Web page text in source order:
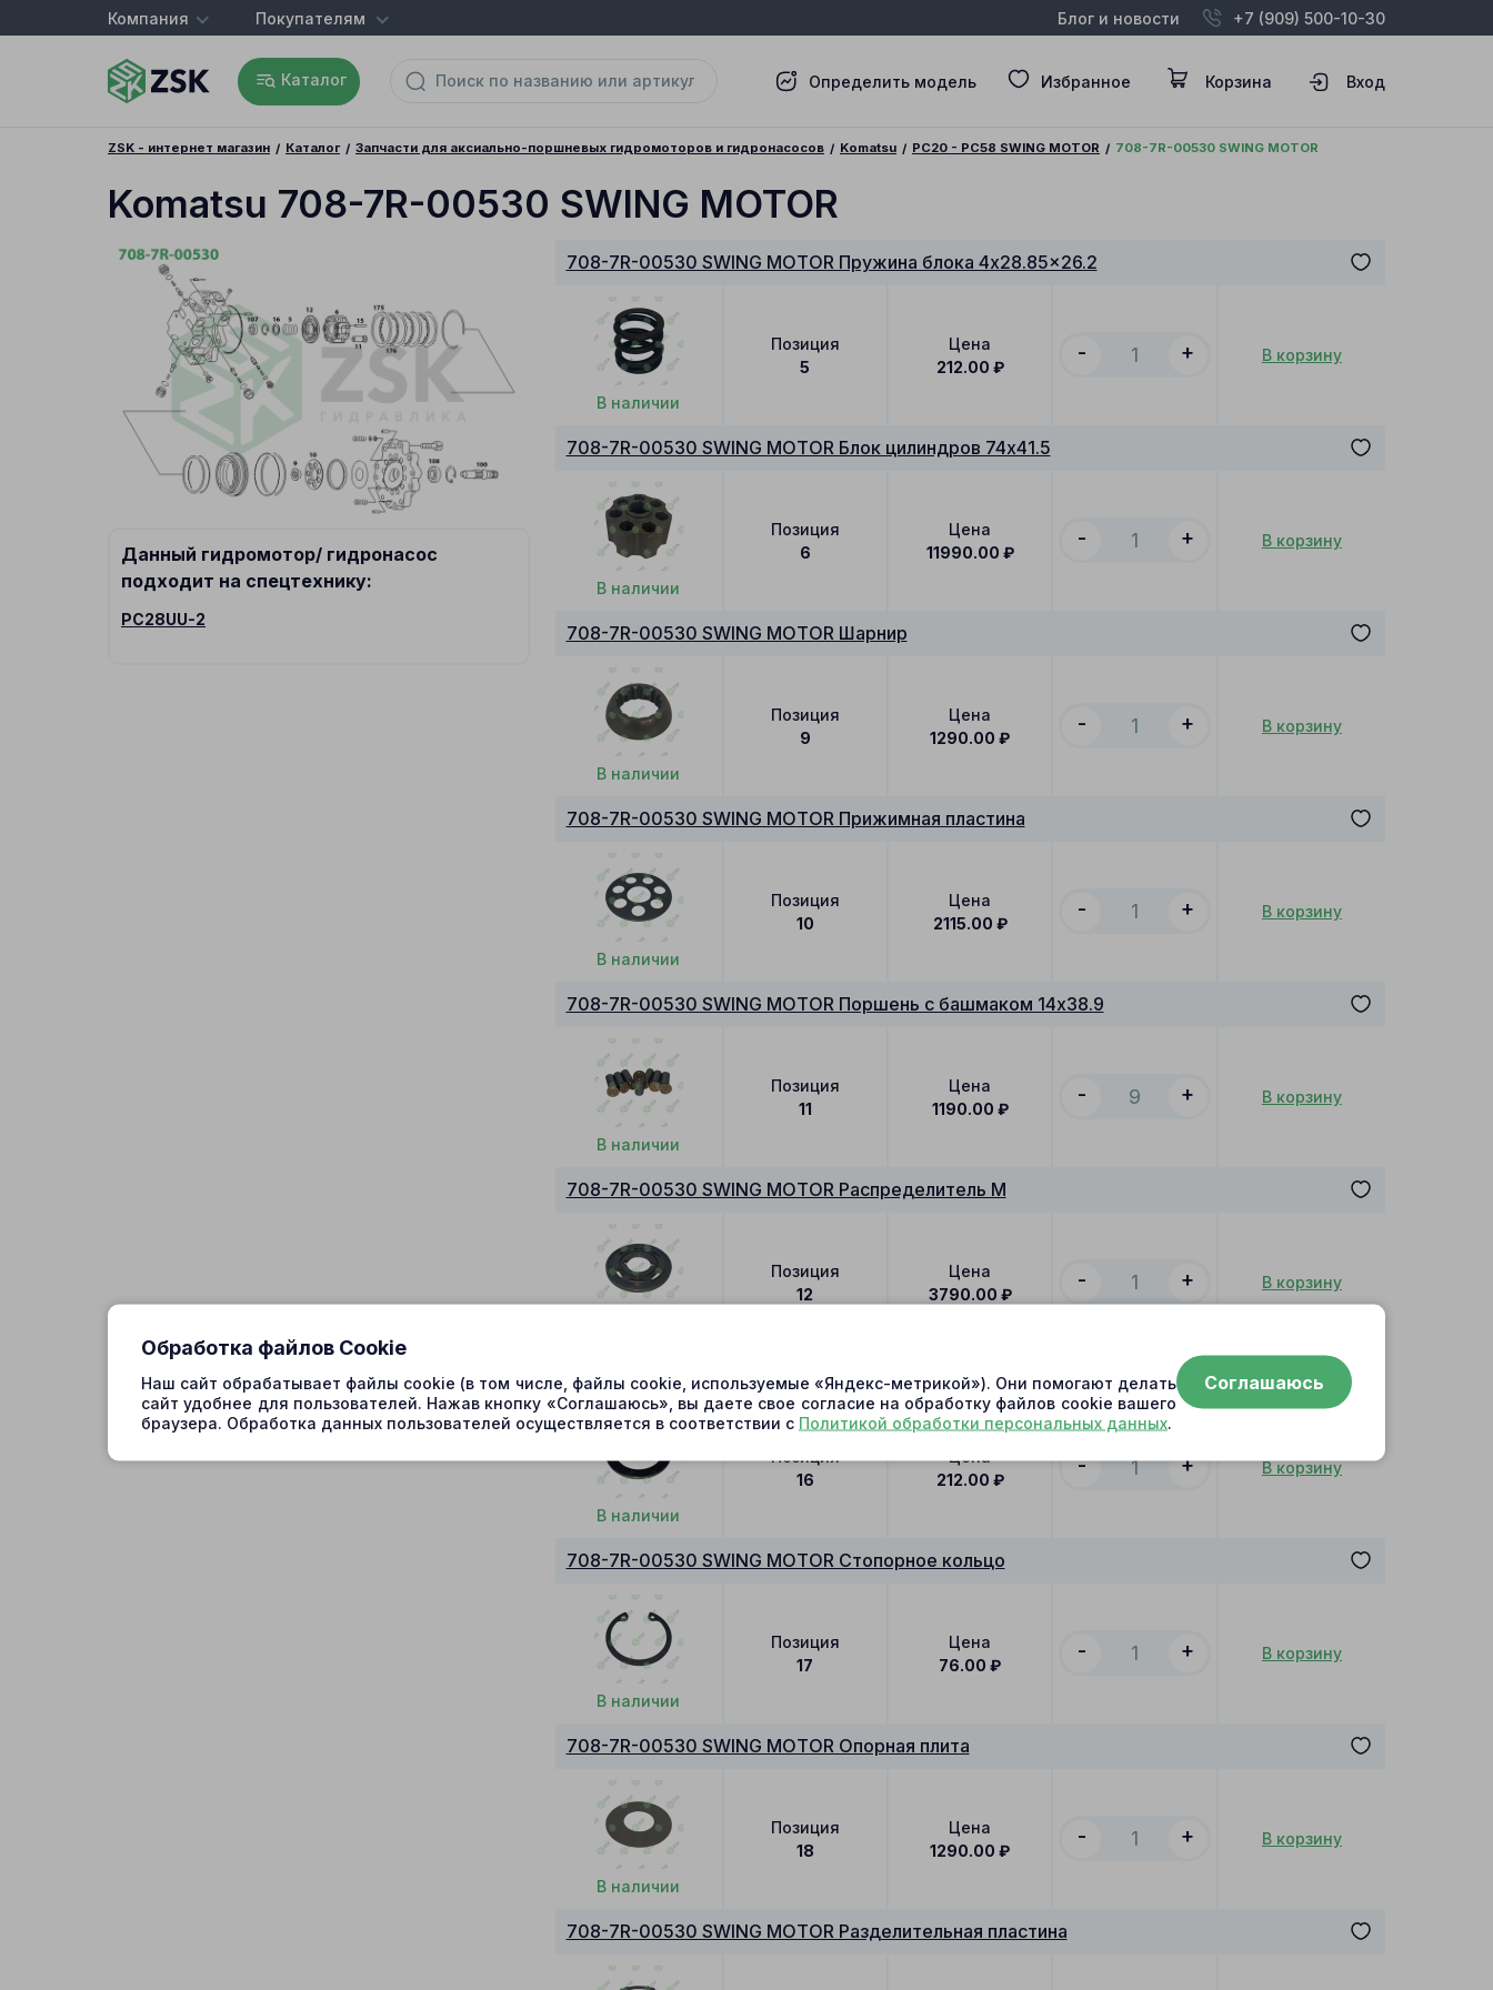
Компания Покупателям Блог и новости +7 (909) 500-10-30
Каталог Определить модель Избранное Корзина Вход
ZSK - интернет магазин Каталог Запчасти для аксиально-поршневых гидромоторов и гидронасосов Komatsu PC20 - PC58 SWING MOTOR 708-7R-00530 SWING MOTOR
Komatsu 708-7R-00530 SWING MOTOR
Данный гидромотор/ гидронасос
подходит на спецтехнику:
PC28UU-2
708-7R-00530 SWING MOTOR Пружина блока 4x28.85x26.2
В наличии
Позиция
5
Цена
212.00 ₽
- + В корзину
708-7R-00530 SWING MOTOR Блок цилиндров 74x41.5
В наличии
Позиция
6
Цена
11990.00 ₽
- + В корзину
708-7R-00530 SWING MOTOR Шарнир
В наличии
Позиция
9
Цена
1290.00 ₽
- + В корзину
708-7R-00530 SWING MOTOR Прижимная пластина
В наличии
Позиция
10
Цена
2115.00 ₽
- + В корзину
708-7R-00530 SWING MOTOR Поршень с башмаком 14x38.9
В наличии
Позиция
11
Цена
1190.00 ₽
- + В корзину
708-7R-00530 SWING MOTOR Распределитель M
Позиция
12
Цена
3790.00 ₽
- + В корзину
708-7R-00530 SWING MOTOR Упорное кольцо
В наличии
Позиция
16
Цена
212.00 ₽
- + В корзину
708-7R-00530 SWING MOTOR Стопорное кольцо
В наличии
Позиция
17
Цена
76.00 ₽
- + В корзину
708-7R-00530 SWING MOTOR Опорная плита
В наличии
Позиция
18
Цена
1290.00 ₽
- + В корзину
708-7R-00530 SWING MOTOR Разделительная пластина
Обработка файлов Cookie
Наш сайт обрабатывает файлы cookie (в том числе, файлы cookie, используемые «Яндекс-метрикой»). Они помогают делать
сайт удобнее для пользователей. Нажав кнопку «Соглашаюсь», вы даете свое согласие на обработку файлов cookie вашего
браузера. Обработка данных пользователей осуществляется в соответствии с Политикой обработки персональных данных
Соглашаюсь